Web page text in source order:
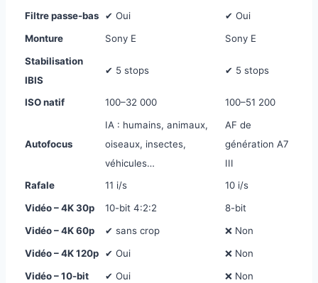
Filtre passe-bas
✔ Oui
✔ Oui
Monture
Sony E
Sony E
Stabilisation
IBIS
✔ 5 stops ✔ 5 stops
ISO natif 100–32 000 100–51 200
Autofocus
IA : humains, animaux,
oiseaux, insectes,
véhicules…
AF de
génération A7
III
Rafale
11 i/s
10 i/s
Vidéo – 4K 30p
10-bit 4:2:2
8-bit
Vidéo – 4K 60p
✔ sans crop
❌ Non
Vidéo – 4K 120p
✔ Oui
❌ Non
Vidéo – 10-bit
✔ Oui
❌ Non